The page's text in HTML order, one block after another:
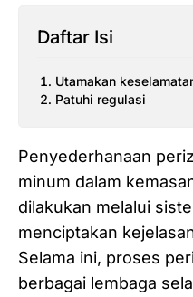
Daftar Isi
Utamakan
Patuhi regulasi
Penyederhanaan
minum dalam
dilakukan melalui
menciptakan
Selama ini, proses
berbagai lembaga